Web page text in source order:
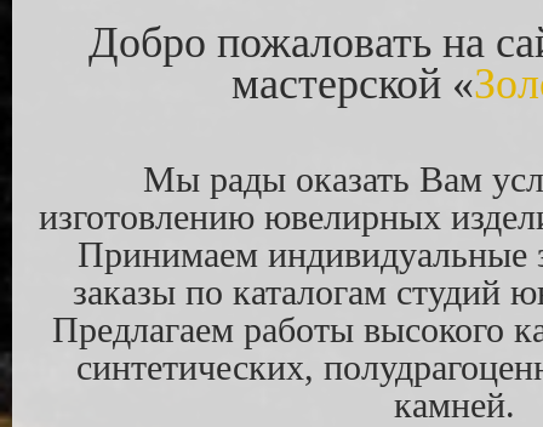
Добро пожаловать на
мастерской «
Мы рады оказать Вам
изготовлению ювелирных
Принимаем индивидуальные
заказы по каталогам студий
Предлагаем работы высокого
синтетических,
камней.